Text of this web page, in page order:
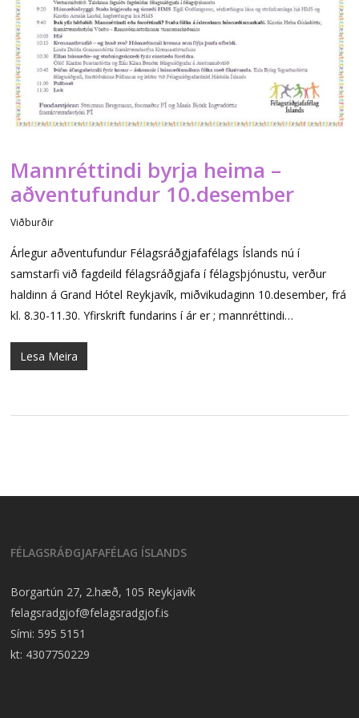
Mannréttindi byrja heima –
aðventufundur 10.desember
Viðburðir
Árlegur aðventufundur Félagsráðgjafafélags Íslands nú í
samstarfi við fagdeild félagsráðgjafa í félagsþjónustu, verður
haldinn á Grand Hótel Reykjavík, miðvikudaginn 10.desember, frá
kl. 8.30-11.30. Yfirskrift fundarins í ár er ; mannréttindi…
Lesa Meira
FÉLAGSRÁÐGJAFAFÉLAG ÍSLANDS
Borgartún 27, 2.hæð, 105 Reykjavík
felagsradgjof@felagsradgjof.is
Sími: 595 5151
kt: 4307750229